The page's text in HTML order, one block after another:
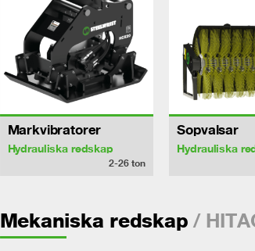
Markvibratorer
Hydrauliska redskap
2-26ton
Sopvalsar
Hydrauliska
Mekaniska redskap /